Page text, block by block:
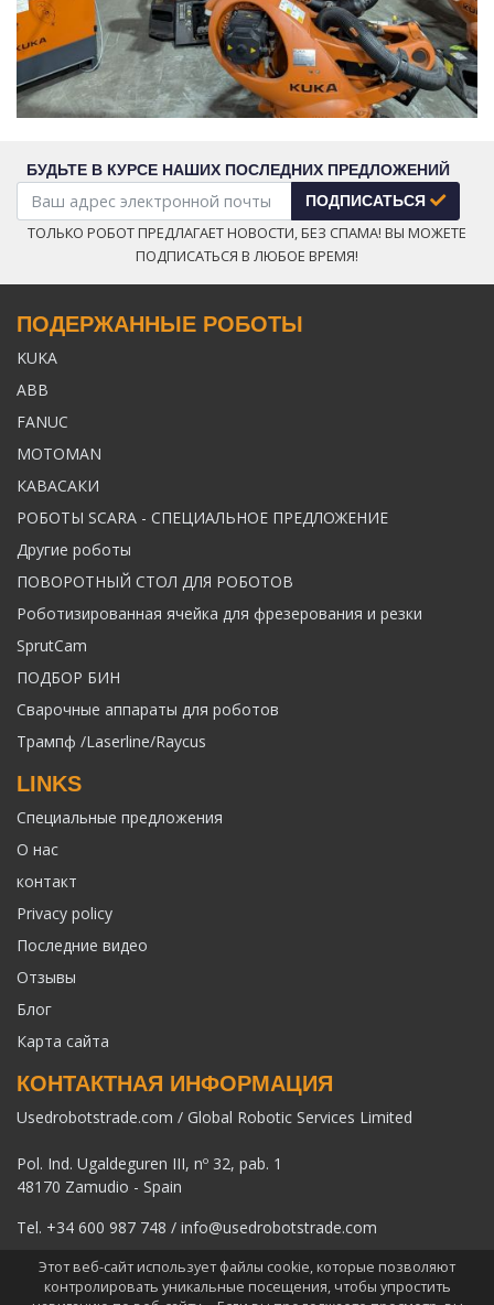
БУДЬТЕ В КУРСЕ НАШИХ ПОСЛЕДНИХ ПРЕДЛОЖЕНИЙ
ПОДПИСАТЬСЯ
ТОЛЬКО РОБОТ ПРЕДЛАГАЕТ НОВОСТИ, БЕЗ СПАМА! ВЫ МОЖЕТЕ
ПОДПИСАТЬСЯ В ЛЮБОЕ ВРЕМЯ!
ПОДЕРЖАННЫЕ РОБОТЫ
KUKA
ABB
FANUC
MOTOMAN
КАВАСАКИ
РОБОТЫ SCARA - СПЕЦИАЛЬНОЕ ПРЕДЛОЖЕНИЕ
Другие роботы
ПОВОРОТНЫЙ СТОЛ ДЛЯ РОБОТОВ
Роботизированная ячейка для фрезерования и резки
SprutCam
ПОДБОР БИН
Сварочные аппараты для роботов
Трампф /Laserline/Raycus
LINKS
Специальные предложения
О нас
контакт
Privacy policy
Последние видео
Отзывы
Блог
Карта сайта
КОНТАКТНАЯ ИНФОРМАЦИЯ
Usedrobotstrade.com / Global Robotic Services Limited
Pol. Ind. Ugaldeguren III, nº 32, pab. 1
48170 Zamudio - Spain
Tel. +34 600 987 748 / info@usedrobotstrade.com
Этот веб-сайт использует файлы cookie, которые позволяют
контролировать уникальные посещения, чтобы упростить